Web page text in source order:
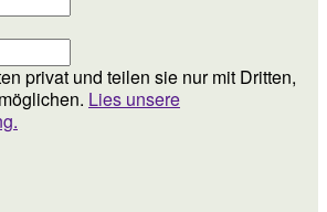
privat und teilen sie nur mit Dritten,
Lies unsere